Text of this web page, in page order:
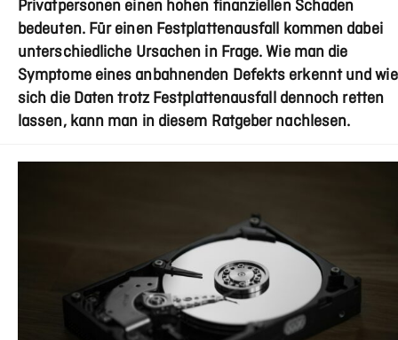
Privatpersonen einen hohen finanziellen Schaden
bedeuten. Für einen Festplattenausfall kommen dabei
unterschiedliche Ursachen in Frage. Wie man die
Symptome eines anbahnenden Defekts erkennt und wie
sich die Daten trotz Festplattenausfall dennoch retten
lassen, kann man in diesem Ratgeber nachlesen.